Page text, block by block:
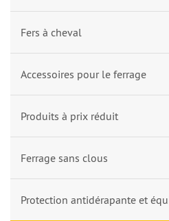
Fers à cheval
Accessoires pour le ferrage
Produits à prix réduit
Ferrage sans clous
Protection antidérapante et